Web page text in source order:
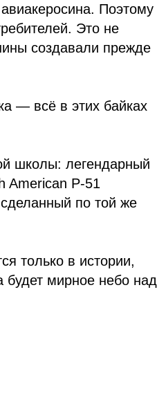
Поэтому
Это не
создавали прежде
— всё в этих байках
школы: легендарный
American P-51
по той же
только в истории,
будет мирное небо над